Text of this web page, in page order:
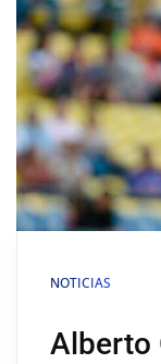
NOTICIAS
Alberto